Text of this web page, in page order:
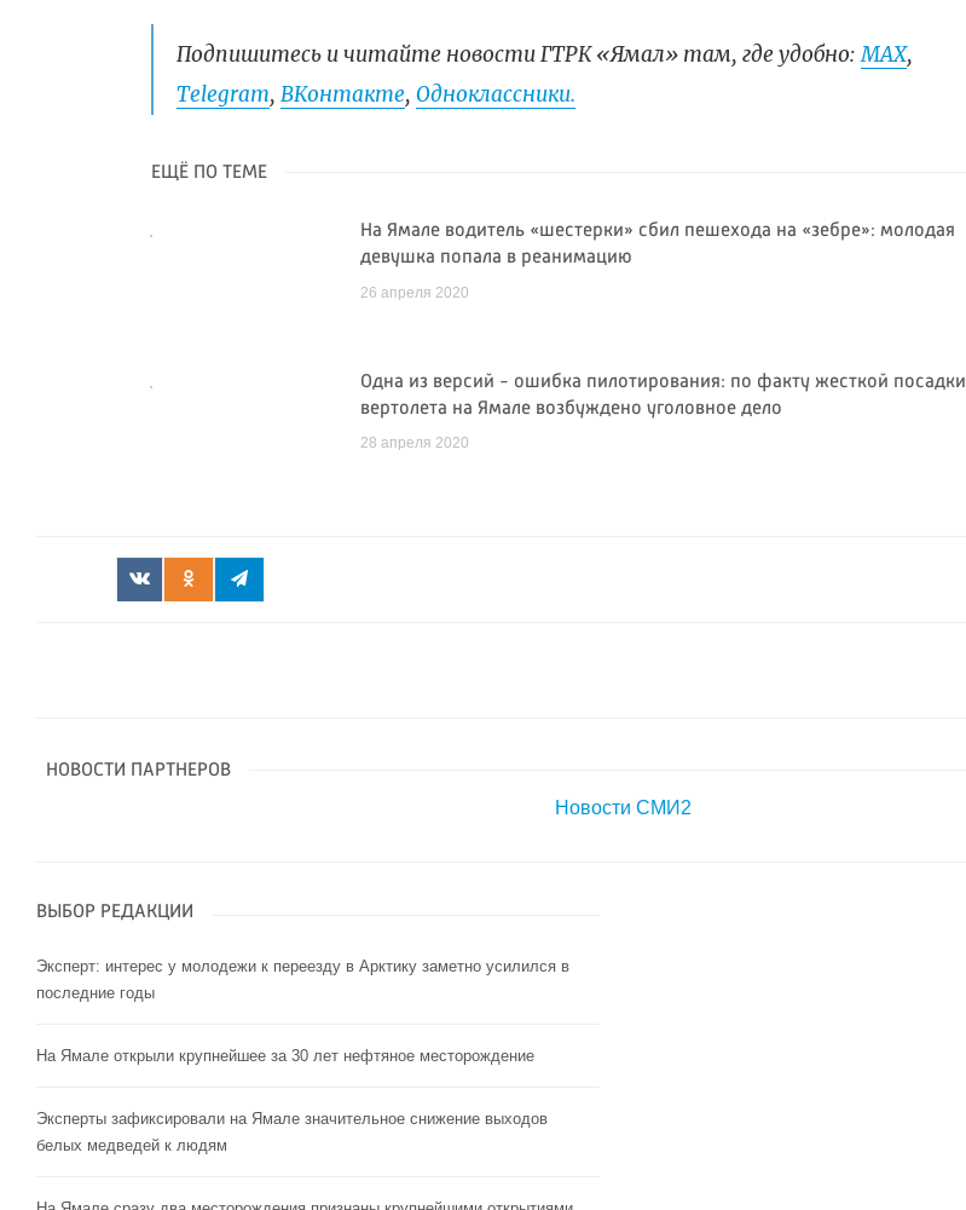
Подпишитесь и читайте новости ГТРК «Ямал» там, где удобно:МАХ,
Telegram,ВКонтакте,Одноклассники.
ЕЩЁ ПО ТЕМЕ
На Ямале водитель «шестерки» сбил пешехода на «зебре»: молодая
девушка попала в реанимацию
26 апреля 2020
Одна из версий - ошибка пилотирования: по факту жесткой посадки
вертолета на Ямале возбуждено уголовное дело
28 апреля 2020
НОВОСТИ ПАРТНЕРОВ
Новости СМИ2
ВЫБОР РЕДАКЦИИ
Эксперт: интерес у молодежи к переезду в Арктику заметно усилился в
последние годы
На Ямале открыли крупнейшее за 30 лет нефтяное месторождение
Эксперты зафиксировали на Ямале значительное снижение выходов
белых медведей к людям